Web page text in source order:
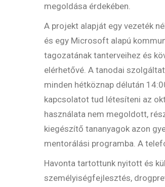
megoldása érdekében.
A projekt alapját egy vezeték
és egy Microsoft alapú
tagozatának tanterveihez és
elérhetővé. A tanodai
minden hétköznap délután
kapcsolatot tud létesíteni az
használata nem megoldott,
kiegészítő tananyagok azon
mentorálási programba. A
Havonta tartottunk nyitott és
személyiségfejlesztés,